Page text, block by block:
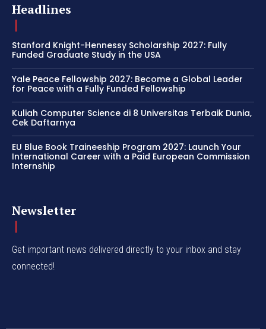
Headlines
Stanford Knight-Hennessy Scholarship 2027: Fully
Funded Graduate Study in the USA
Yale Peace Fellowship 2027: Become a Global Leader
for Peace with a Fully Funded Fellowship
Kuliah Computer Science di 8 Universitas Terbaik Dunia,
Cek Daftarnya
EU Blue Book Traineeship Program 2027: Launch Your
International Career with a Paid European Commission
Internship
Newsletter
Get important news delivered directly to your inbox and stay
connected!